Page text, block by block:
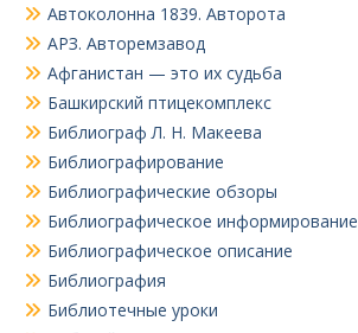
Автоколонна 1839. Авторота
АРЗ. Авторемзавод
Афганистан — это их судьба
Башкирский птицекомплекс
Библиограф Л. Н. Макеева
Библиографирование
Библиографические обзоры
Библиографическое информирование
Библиографическое описание
Библиография
Библиотечные уроки